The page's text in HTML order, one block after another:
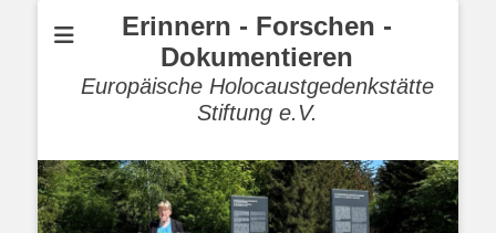
Erinnern - Forschen -
Dokumentieren
Europäische Holocaustgedenkstätte
Stiftung e.V.